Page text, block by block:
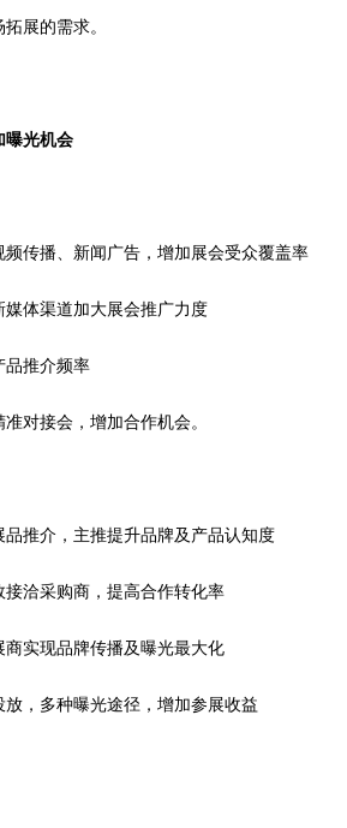
展的需求。
曝光机会
频传播、新闻 广告，增加展会受众覆盖率
媒体渠道加大展会推广力 度
品推介频率
对接会，增加合作机会。
品推介，主推提升品牌及产品认知度
接洽采购商，提高合作转化率
实现品牌传播及曝光最大化
放，多种曝光途径，增加参展收益